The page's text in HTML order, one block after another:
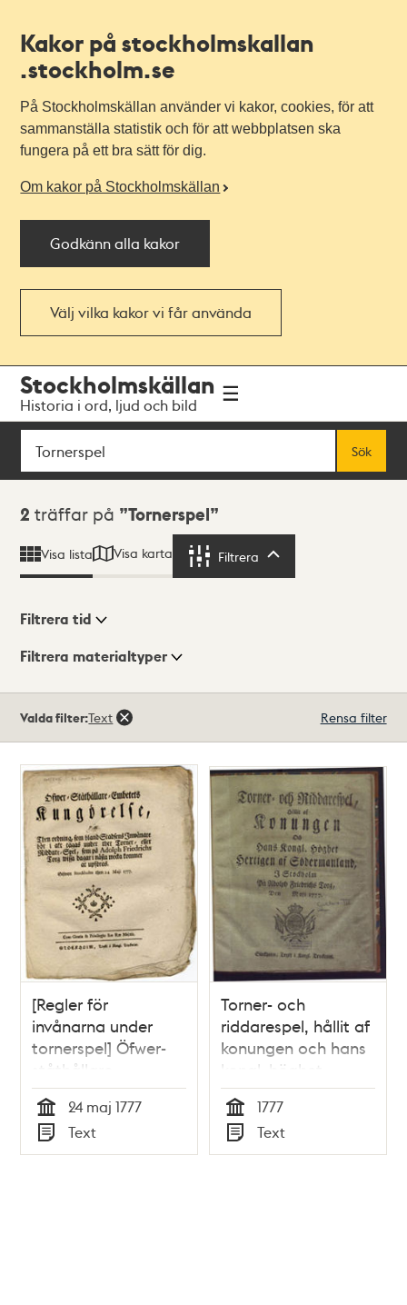
Kakor på stockholmskallan
.stockholm.se
På Stockholmskällan använder vi kakor, cookies, för att
sammanställa statistik och för att webbplatsen ska
fungera på ett bra sätt för dig.
Om kakor på Stockholmskällan
Godkänn alla kakor
Välj vilka kakor vi får använda
navigationen
huvudinnehållet
Stockholmskällan
Historia i ord, ljud och bild
Sök
Sök
Sökresultat
2 träffar på Tornerspel
Visa lista Visa karta Filtrera
Visningsläge
Filtrera tid
Filtrera materialtyper
träffar
Valda filter:Text Rensa filter
[Regler för
invånarna under
tornerspel] Öfwer-
ståthållare-
embetets
kungörelse, om then
ordning, som bland
stadsens inwånare
Tid
24 maj 1777
Typ
Text
Torner- och
riddarespel, hållit af
konungen och hans
kongl. höghet
hertigen af
Södermanland, i
Stockholm på
Adolph Friedrichs
Tid
1777
Typ
Text